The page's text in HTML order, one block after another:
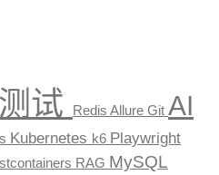
试 Redis Allure Git AI
Kubernetes k6 Playwright
RAG MySQL